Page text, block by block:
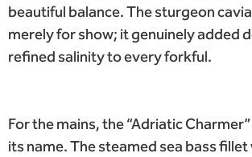
beautiful balance. The sturgeon
merely for show; it genuinely added
refined salinity to every forkful.
For the mains, the “Adriatic
its name. The steamed sea bass